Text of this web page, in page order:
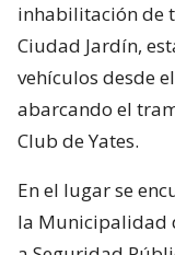
inhabilitación de
Ciudad Jardín,
vehículos desde
abarcando el
Club de Yates.
En el lugar se
la Municipalidad